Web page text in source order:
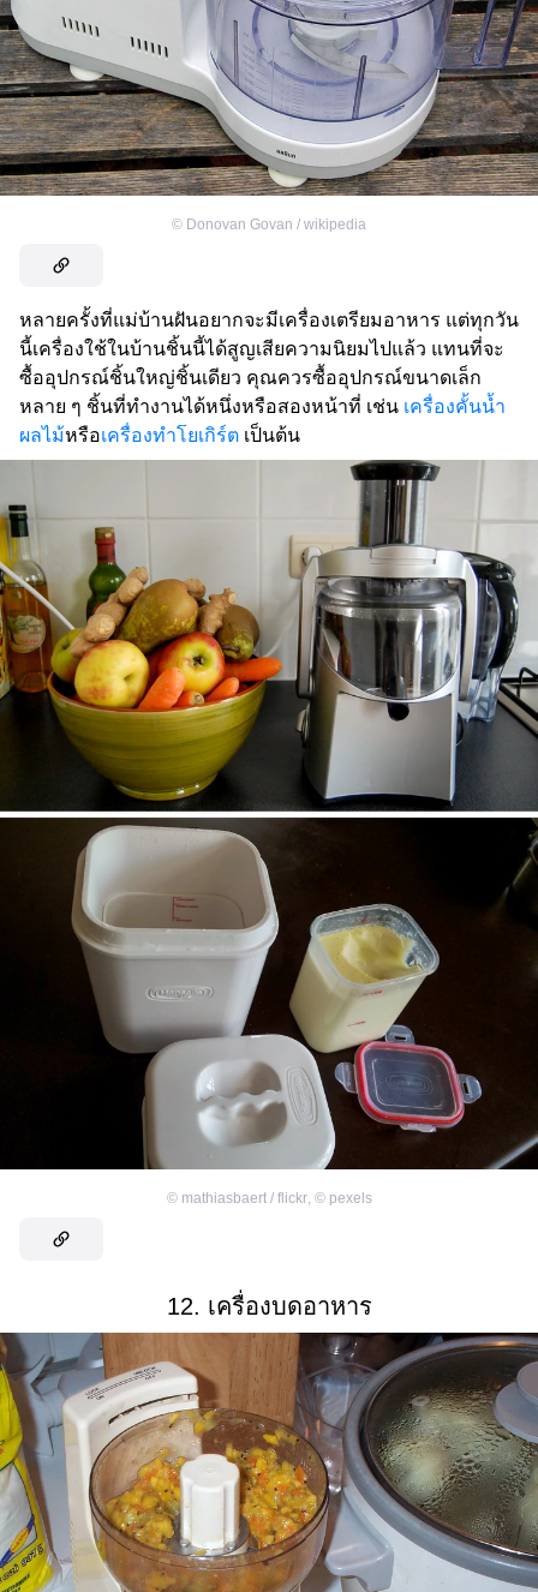
© Donovan Govan / wikipedia
หลายครั้งที่แม่บ้านฝันอยากจะมีเครื่องเตรียมอาหาร แต่ทุกวัน
นี้เครื่องใช้ในบ้านชิ้นนี้ได้สูญเสียความนิยมไปแล้ว แทนที่จะ
ซื้ออุปกรณ์ชิ้นใหญ่ชิ้นเดียว คุณควรซื้ออุปกรณ์ขนาดเล็ก
หลาย ๆ ชิ้นที่ทำงานได้หนึ่งหรือสองหน้าที่ เช่น เครื่องคั้นน้ำ
ผลไม้หรือเครื่องทำโยเกิร์ต เป็นต้น
© mathiasbaert / flickr, © pexels
12. เครื่องบดอาหาร